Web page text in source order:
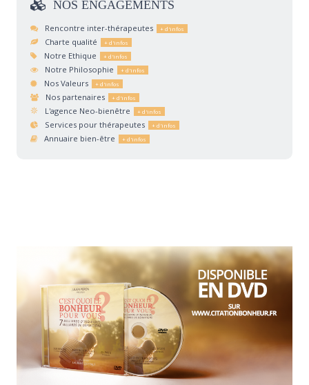
NOS ENGAGEMENTS
Rencontre inter-thérapeutes
Charte qualité
Notre Ethique
Notre Philosophie
Nos Valeurs
Nos partenaires
L'agence Neo-bienêtre
Services pour thérapeutes
Annuaire bien-être